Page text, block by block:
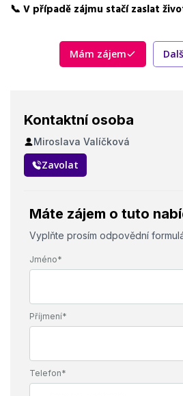
manuální zručnost, technické myšlení,
📞 V případě zájmu stačí zaslat
Mám zájem
Kontaktní osoba
Miroslava Valíčková
Zavolat
Máte zájem o tuto
Vyplňte prosím odpovědní
Jméno*
Příjmení*
Telefon*